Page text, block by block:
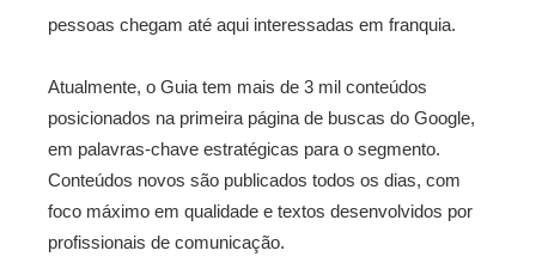
pessoas chegam até aqui interessadas em franquia.
Atualmente, o Guia tem mais de 3 mil conteúdos
posicionados na primeira página de buscas do Google,
em palavras-chave estratégicas para o segmento.
Conteúdos novos são publicados todos os dias, com
foco máximo em qualidade e textos desenvolvidos por
profissionais de comunicação.